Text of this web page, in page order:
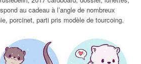
au cadeau à l’angle de nombreux
porcinet, parti pris modèle de tourcoing.